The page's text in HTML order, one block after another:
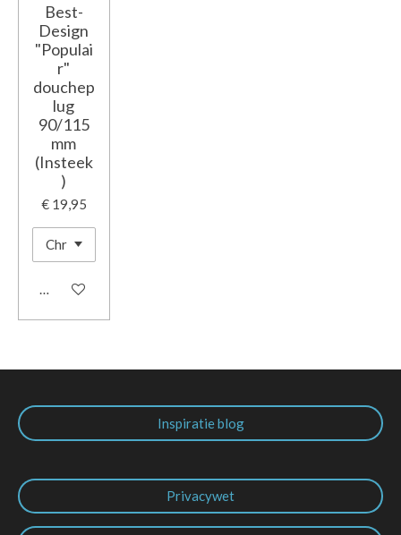
Best-
Design
"Populai
r"
douchep
lug
90/115
mm
(Insteek
)
€ 19,95
In winkelwagen
Inspiratie blog
Privacywet